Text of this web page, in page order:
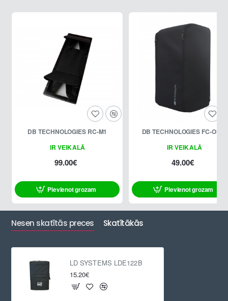
IR VEIKALĀ
DB TECHNOLOGIES RC-M1
99.00€
Pievienot grozam
IR VEIKALĀ
DB TECHNOLOGIES FC-OP10
49.00€
Pievienot grozam
Nesen skatītās preces Skatītākās
LD SYSTEMS LDE122B
15.20€